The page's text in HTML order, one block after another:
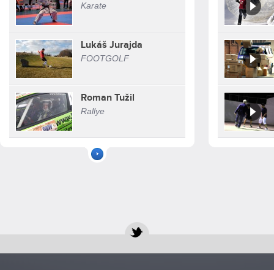
Karate
Lukáš Jurajda
FOOTGOLF
Roman Tužil
Rallye